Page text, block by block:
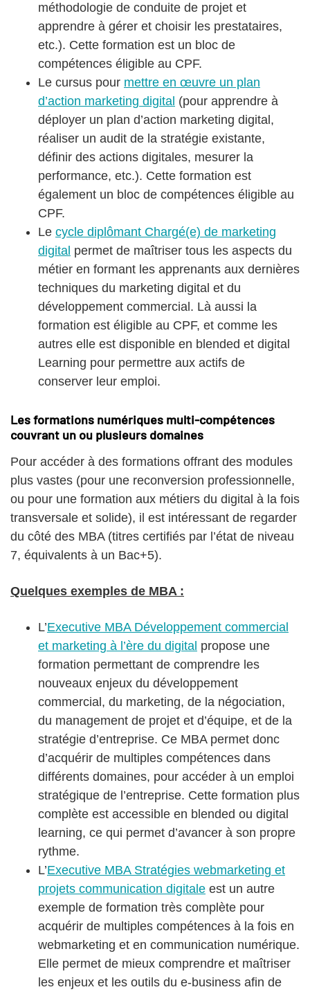
méthodologie de conduite de projet et
apprendre à gérer et choisir les prestataires,
etc.). Cette formation est un bloc de
compétences éligible au CPF.
Le cursus pour mettre en œuvre un plan
d’action marketing digital (pour apprendre à
déployer un plan d’action marketing digital,
réaliser un audit de la stratégie existante,
définir des actions digitales, mesurer la
performance, etc.). Cette formation est
également un bloc de compétences éligible au
CPF.
Le cycle diplômant Chargé(e) de marketing
digital permet de maîtriser tous les aspects du
métier en formant les apprenants aux dernières
techniques du marketing digital et du
développement commercial. Là aussi la
formation est éligible au CPF, et comme les
autres elle est disponible en blended et digital
Learning pour permettre aux actifs de
conserver leur emploi.
Les formations numériques multi-compétences
couvrant un ou plusieurs domaines
Pour accéder à des formations offrant des modules
plus vastes (pour une reconversion professionnelle,
ou pour une formation aux métiers du digital à la fois
transversale et solide), il est intéressant de regarder
du côté des MBA (titres certifiés par l’état de niveau
7, équivalents à un Bac+5).
Quelques exemples de MBA :
L’Executive MBA Développement commercial
et marketing à l’ère du digital propose une
formation permettant de comprendre les
nouveaux enjeux du développement
commercial, du marketing, de la négociation,
du management de projet et d’équipe, et de la
stratégie d’entreprise. Ce MBA permet donc
d’acquérir de multiples compétences dans
différents domaines, pour accéder à un emploi
stratégique de l’entreprise. Cette formation plus
complète est accessible en blended ou digital
learning, ce qui permet d’avancer à son propre
rythme.
L’Executive MBA Stratégies webmarketing et
projets communication digitale est un autre
exemple de formation très complète pour
acquérir de multiples compétences à la fois en
webmarketing et en communication numérique.
Elle permet de mieux comprendre et maîtriser
les enjeux et les outils du e-business afin de